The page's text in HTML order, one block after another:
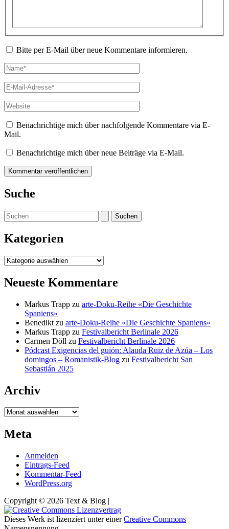
Bitte per E-Mail über neue Kommentare informieren.
Name*
E-
Mail-
Adresse*
Website
Benachrichtige mich über nachfolgende Kommentare via E-
Mail.
Benachrichtige mich über neue Beiträge via E-Mail.
Suche
Suchen
nach:
Kategorien
Kategorien
Neueste Kommentare
Markus Trapp zu arte-Doku-Reihe «Die Geschichte
Spaniens»
Benedikt zu arte-Doku-Reihe «Die Geschichte Spaniens»
Markus Trapp zu Festivalbericht Berlinale 2026
Carmen Döll zu Festivalbericht Berlinale 2026
Pódcast Exigencias del guión: Alauda Ruiz de Azúa – Los
domingos – Romanistik-Blog zu Festivalbericht San
Sebastián 2025
Archiv
Archiv
Meta
Anmelden
Eintrags-Feed
Kommentar-Feed
WordPress.org
Copyright © 2026 Text & Blog |
Dieses Werk ist lizenziert unter einerCreative Commons